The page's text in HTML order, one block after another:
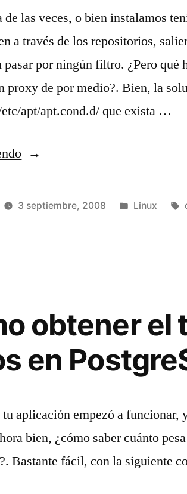
las veces, o bien instalamos
a través de los repositorios,
por ningún filtro. ¿Pero qué
proxy de por medio?. Bien, la
apt/apt.cond.d/ que exista …
«Usar
get
proxy»
3 septiembre, 2008
Publicado
Linux
obtener el
en
aplicación empezó a funcionar,
bien, ¿cómo saber cuánto
Bastante fácil, con la siguiente